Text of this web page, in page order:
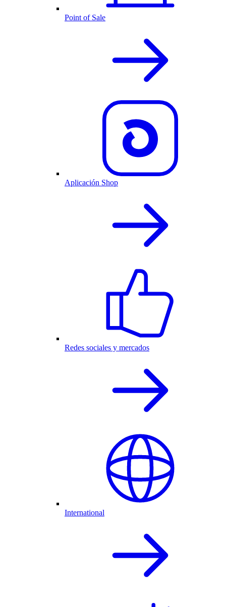
Point of Sale
Aplicación Shop
Redes sociales y mercados
International